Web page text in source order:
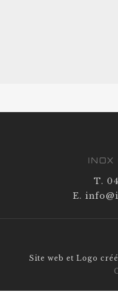
INOX
T.
E.
Site web et Logo